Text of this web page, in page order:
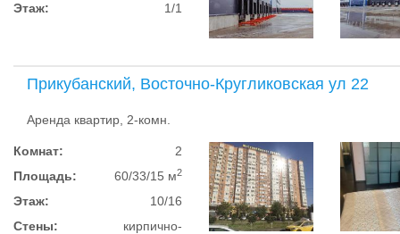
Этаж: 1/1
Прикубанский, Восточно-Кругликовская ул 22
Аренда квартир, 2-комн.
Комнат:
2
Площадь:
60/33/15 м2
Этаж:
10/16
Стены:
кирпично-